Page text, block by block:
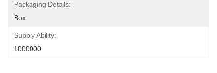
Packaging Details:
Box
Supply Ability:
1000000